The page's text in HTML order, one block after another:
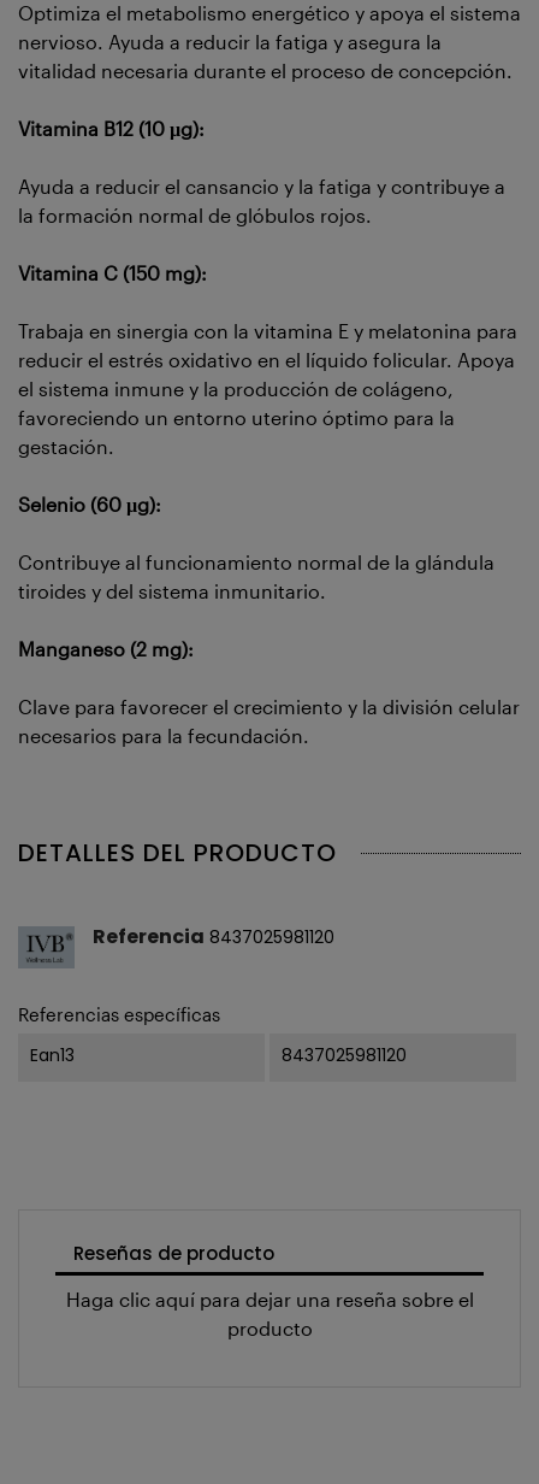
Optimiza el metabolismo energético y apoya el sistema
nervioso. Ayuda a reducir la fatiga y asegura la
vitalidad necesaria durante el proceso de concepción.
Vitamina B12 (10 µg):
Ayuda a reducir el cansancio y la fatiga y contribuye a
la formación normal de glóbulos rojos.
Vitamina C (150 mg):
Trabaja en sinergia con la vitamina E y melatonina para
reducir el estrés oxidativo en el líquido folicular. Apoya
el sistema inmune y la producción de colágeno,
favoreciendo un entorno uterino óptimo para la
gestación.
Selenio (60 µg):
Contribuye al funcionamiento normal de la glándula
tiroides y del sistema inmunitario.
Manganeso (2 mg):
Clave para favorecer el crecimiento y la división celular
necesarios para la fecundación.
DETALLES DEL PRODUCTO
Referencia 8437025981120
Referencias específicas
Ean13 8437025981120
Reseñas de producto
Haga clic aquí para dejar una reseña sobre el
producto